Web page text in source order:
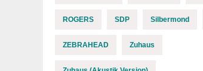
ROGERS SDP Silbermond
ZEBRAHEAD Zuhaus